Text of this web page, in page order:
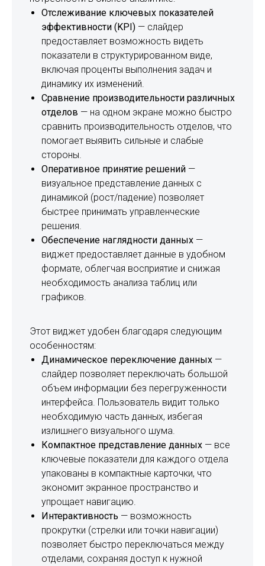
Отслеживание ключевых показателей
эффективности (KPI) — слайдер
предоставляет возможность видеть
показатели в структурированном виде,
включая проценты выполнения задач и
динамику их изменений.
Сравнение производительности различных
отделов — на одном экране можно быстро
сравнить производительность отделов, что
помогает выявить сильные и слабые
стороны.
Оперативное принятие решений —
визуальное представление данных с
динамикой (рост/падение) позволяет
быстрее принимать управленческие
решения.
Обеспечение наглядности данных —
виджет предоставляет данные в удобном
формате, облегчая восприятие и снижая
необходимость анализа таблиц или
графиков.
Этот виджет удобен благодаря следующим
особенностям:
Динамическое переключение данных —
слайдер позволяет переключать большой
объем информации без перегруженности
интерфейса. Пользователь видит только
необходимую часть данных, избегая
излишнего визуального шума.
Компактное представление данных — все
ключевые показатели для каждого отдела
упакованы в компактные карточки, что
экономит экранное пространство и
упрощает навигацию.
Интерактивность — возможность
прокрутки (стрелки или точки навигации)
позволяет быстро переключаться между
отделами, сохраняя доступ к нужной